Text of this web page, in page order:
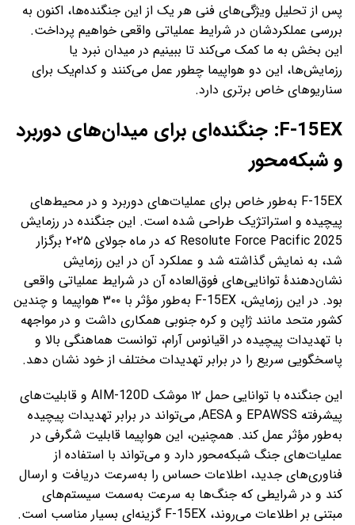
پس از تحلیل ویژگی‌های فنی هر یک از این جنگنده‌ها، اکنون به
بررسی عملکردشان در شرایط عملیاتی واقعی خواهیم پرداخت.
این بخش به ما کمک می‌کند تا ببینیم در میدان نبرد یا
رزمایش‌ها، این دو هواپیما چطور عمل می‌کنند و کدام‌یک برای
سناریوهای خاص برتری دارد.
F-15EX: جنگنده‌ای برای میدان‌های دوربرد
و شبکه‌محور
F-15EX به‌طور خاص برای عملیات‌های دوربرد و در محیط‌های
پیچیده و استراتژیک طراحی شده است. این جنگنده در رزمایش
Resolute Force Pacific 2025 که در ماه جولای ۲۰۲۵ برگزار
شد، به نمایش گذاشته شد و عملکرد آن در این رزمایش
نشان‌دهندهٔ توانایی‌های فوق‌العاده آن در شرایط عملیاتی واقعی
بود. در این رزمایش، F-15EX به‌طور مؤثر با ۳۰۰ هواپیما و چندین
کشور متحد مانند ژاپن و کره جنوبی همکاری داشت و در مواجهه
با تهدیدات پیچیده در اقیانوس آرام، توانست هماهنگی بالا و
پاسخگویی سریع را در برابر تهدیدات مختلف از خود نشان دهد.
این جنگنده با توانایی حمل ۱۲ موشک AIM-120D و قابلیت‌های
پیشرفته EPAWSS و AESA, می‌تواند در برابر تهدیدات پیچیده
به‌طور مؤثر عمل کند. همچنین، این هواپیما قابلیت شگرفی در
عملیات‌های جنگ شبکه‌محور دارد و می‌تواند با استفاده از
فناوری‌های جدید، اطلاعات حساس را به‌سرعت دریافت و ارسال
کند و در شرایطی که جنگ‌ها به سرعت به‌سمت سیستم‌های
مبتنی بر اطلاعات می‌روند، F-15EX گزینه‌ای بسیار مناسب است.